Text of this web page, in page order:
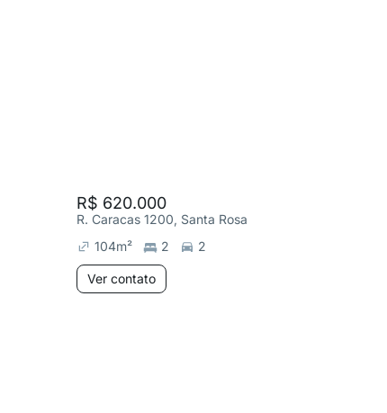
R$ 620.000
R. Caracas 1200, Santa Rosa
104m² 2 2
Ver contato